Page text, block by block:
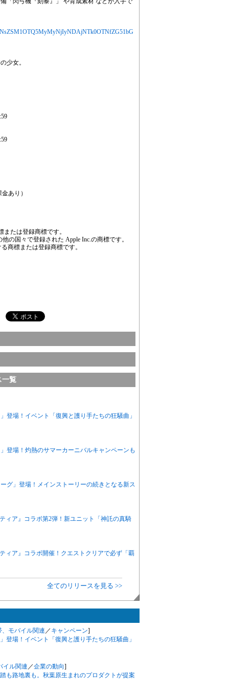
少女。
あり）
または登録商標です。
の国々で登録された Apple Inc.の商標です。
商標または登録商標です。
一覧
登場！イベント「復興と護り手たちの狂騒曲」
登場！灼熱のサマーカーニバルキャンペーンも
グ」登場！メインストーリーの続きとなる新ス
ィア』コラボ第2弾！新ユニット「神託の真騎
ィア』コラボ開催！クエストクリアで必ず「覇
全てのリリースを見る >>
、モバイル関連 ／ キャンペーン]
登場！イベント「復興と護り手たちの狂騒曲」
イル関連 ／企業の動向]
も路地裏も。秋葉原生まれのプロダクトが提案